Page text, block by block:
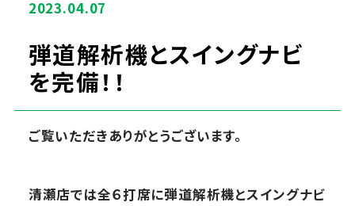
2023.04.07
弾道解析機とスイングナビ
を完備！！
ご覧いただきありがとうございます。
清瀬店では全６打席に弾道解析機とスイングナビ